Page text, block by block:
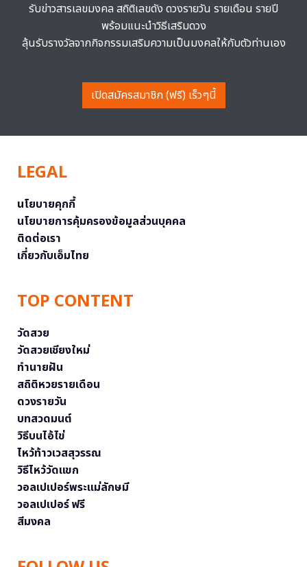
รับข่าวสารเลขมงคล สถิติเลขดัง ดวงรายวัน รายเดือน รายปี
พร้อมแนะนำวิธีเสริมดวง
ลุ้นรับรางวัลจากกิจกรรมเสริมความเป็นมงคลให้กับตัวท่านเอง
เปิดสมัครสมาชิก (ฟรี) เร็วๆนี้
LEGAL
นโยบายคุกกี้
นโยบายการคุ้มครองข้อมูลส่วนบุคคล
ติดต่อเรา
เกี่ยวกับเอ็มไทย
TOP CONTENT
วัดสวย
วัดสวยเชียงใหม่
ทำนายฝัน
สถิติหวยรายเดือน
ดวงรายวัน
บทสวดมนต์
วิธีบนไอ้ไข่
ไหว้ท้าวเวสสุวรรณ
วิธีไหว้วัดแขก
วอลเปเปอร์พระแม่ลักษมี
วอลเปเปอร์ ฟรี
สีมงคล